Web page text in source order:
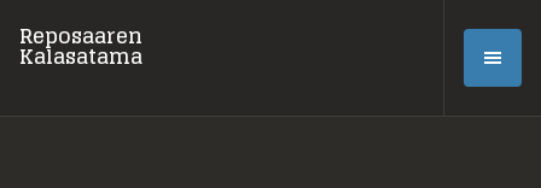
Reposaaren
Kalasatama